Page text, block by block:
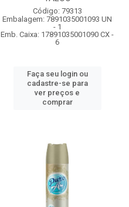
Código: 79313
Embalagem: 7891035001093 UN
- 1
Emb. Caixa: 17891035001090 CX -
6
Faça seu login ou
cadastre-se para
ver preços e
comprar